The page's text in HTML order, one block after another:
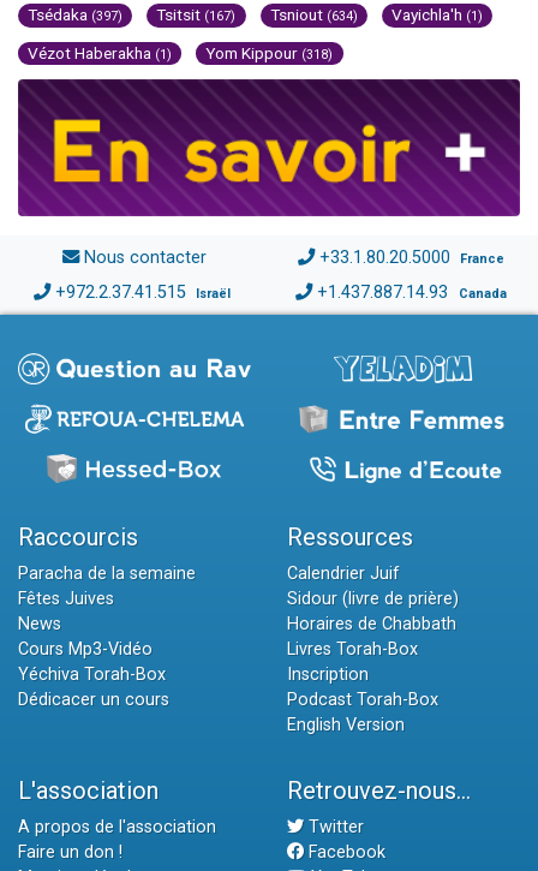
Tsédaka (397) Tsitsit (167) Tsniout (634) Vayichla'h (1)
Vézot Haberakha (1) Yom Kippour (318)
Nous contacter +33.1.80.20.5000 France
+972.2.37.41.515 Israël +1.437.887.14.93 Canada
Raccourcis
Paracha de la semaine
Fêtes Juives
News
Cours Mp3-Vidéo
Yéchiva Torah-Box
Dédicacer un cours
Ressources
Calendrier Juif
Sidour (livre de prière)
Horaires de Chabbath
Livres Torah-Box
Inscription
Podcast Torah-Box
English Version
L'association
A propos de l'association
Faire un don !
Retrouvez-nous...
Twitter
Facebook